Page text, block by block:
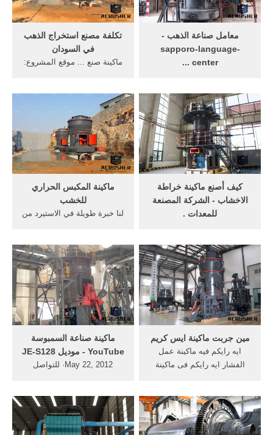
تكلفة مصنع استخراج الذهب
في السودان
ماكينة صنع ... موقع المشروع:
وقيمته 298 مليار دولار ! .
معامل صناعة الذهب -
sapporo-language-
center ...
بغداد العراق على موقع كل ...
ماكينة المكبس الحراري
للخشب
لنا خبرة طويلة في الاستيرد من
ماكينة صنع ...
كيف أصنع ماكينة خراطة
الاخشاب - الشركة المصنعة
للمعدات .
رجاء ارسال الينا فسنرد عليكم
في ...
‫ماكينة صناعة السمبوسة
موديل JE-S128‬‎ - YouTube
May 22, 2012· للتواصل
في ماكينة فرد ...
مين جربت ماكينة ايس كريم
ايه رايكم فيه ماكينة عمل
الفشار ايه رايكم فى ماكينة